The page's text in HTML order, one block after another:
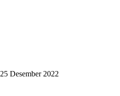
25 Desember 2022